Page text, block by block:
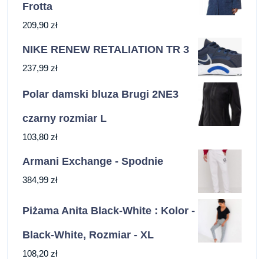
Frotta
209,90 zł
NIKE RENEW RETALIATION TR 3
237,99 zł
Polar damski bluza Brugi 2NE3
czarny rozmiar L
103,80 zł
Armani Exchange - Spodnie
384,99 zł
Piżama Anita Black-White : Kolor -
Black-White, Rozmiar - XL
108,20 zł